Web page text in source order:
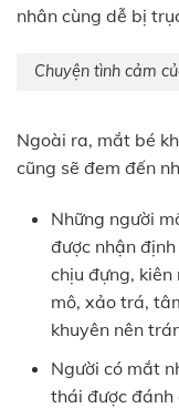
nhân cùng dễ bị
Chuyện tình cảm
Ngoài ra, mắt bé
cũng sẽ đem đến
Những người
được nhận
chịu đựng, kiên
mô, xảo trá,
khuyên nên
Người có mắt
thái được đánh